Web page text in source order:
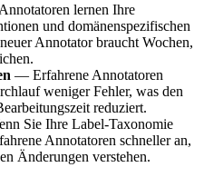
lernen Ihre
und domänenspezifischen
Annotator braucht Wochen,
— Erfahrene Annotatoren
weniger Fehler, was den
reduziert.
Sie Ihre Label-Taxonomie
Annotatoren schneller an,
Änderungen verstehen.